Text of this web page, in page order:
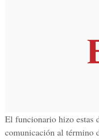
El funcionario hizo estas
comunicación al término